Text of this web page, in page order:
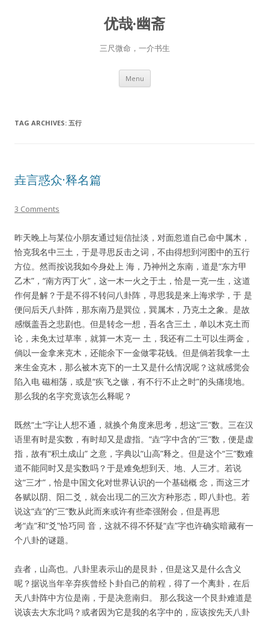
优哉·幽斋
三尺微命，一介书生
Menu Skip
content
TAG ARCHIVES: 五行
垚言惑众·释名篇
3 Comments
昨天晚上与某位小朋友通过短信扯淡，对面忽道自己命中属木，
恰克我名中三土，于是寻思反击之词，不由得想到河图中的五行
方位。然而按说我如今身处上 海，乃神州之东南，道是“东方甲
乙木”，“南方丙丁火”，这一木一火之于土，恰是一克一生，这道
作何是解？于是不得不转问八卦阵，寻思我是来上海求学，于 是
便问后天八卦阵，那东南乃是巽位，巽属木，乃克土之象。是故
感慨盖吾之悲剧也。但是转念一想，吾名含三土，单以木克土而
论，未免太过草率，就算一木克一 土，我还有二土可以生两金，
倘以一金拿来克木，还能余下一金做零花钱。但是倘若我拿一土
来生金克木，那么被木克下的一土又是什么情况呢？这就感觉会
陷入电 磁相荡，或是“疾飞之镞，有不行不止之时”的头痛境地。
那么我的名字究竟该怎么释呢？
既然“土”字让人想不通，就换个角度来思考，想这“三”数。三在汉
语里有时是实数，有时却又是虚指。“垚”字中含的“三”数，便是虚
指，故有“积土成山” 之意，字典以“山高”释之。但是这个“三”数难
道不能同时又是实数吗？于是难免想到天、地、人三才。若说
这“三才”，恰是中国文化对世界认识的一个基础概 念，而这三才
各赋以阴、阳二爻，就会出现二的三次方种形态，即八卦也。若
说这“垚”的“三”数从此而来或许有些牵强附会，但是再思
考“垚”和“爻”恰巧同 音，这就不得不怀疑“垚”字也许确实暗藏有一
个八卦的谜题。
垚者，山高也。八卦里表示山的是艮卦，但是这又是什么含义
呢？据说当年辛弃疾曾经卜卦自己的前程，得了一个离卦，在后
天八卦阵中方位是南，于是决意南归。 那么我这一个艮卦难道是
说该去大东北吗？或者因为它是我的名字中的，应该按先天八卦